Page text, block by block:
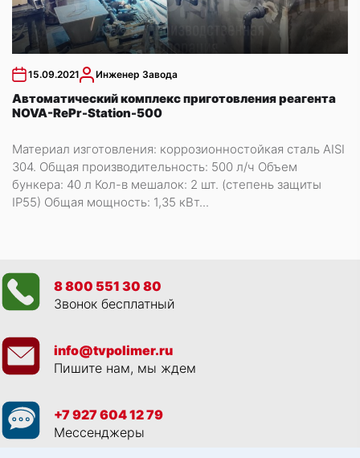
15.09.2021 Инженер Завода
Автоматический комплекс приготовления реагента
NOVA-RePr-Station-500
Материал изготовления: коррозионностойкая сталь AISI
304. Общая производительность: 500 л/ч Объем
бункера: 40 л Кол-в мешалок: 2 шт. (степень защиты
IP55) Общая мощность: 1,35 кВт...
8 800 551 30 80
Звонок бесплатный
info@tvpolimer.ru
Пишите нам, мы ждем
+7 927 604 12 79
Мессенджеры